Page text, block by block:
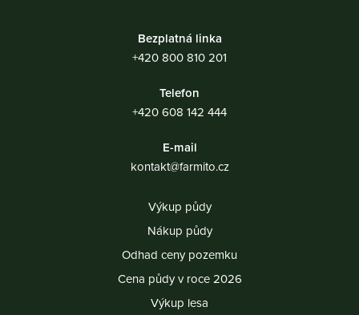
Výkup půdy
Nákup půdy
Odhad ceny pozemku
Cena půdy v roce 2026
Výkup lesa
Bezplatná linka
+420 800 810 201
Telefon
+420 608 142 444
E-mail
kontakt@farmito.cz